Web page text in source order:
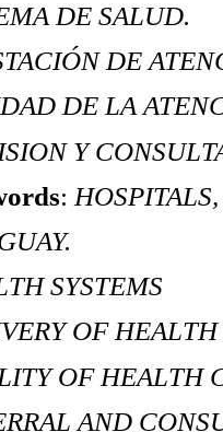
DE SALUD.
DE
DE LA
Y
:
SYSTEMS
OF HEALTH
OF HEALTH
AND